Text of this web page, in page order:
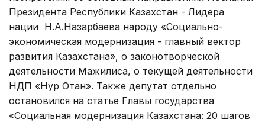
Президента Республики Казахстан - Лидера
нации Н.А.Назарбаева народу «Социально-
экономическая модернизация - главный вектор
развития Казахстана», о законотворческой
деятельности Мажилиса, о текущей деятельности
НДП «Нур Отан». Также депутат отдельно
остановился на статье Главы государства
«Социальная модернизация Казахстана: 20 шагов